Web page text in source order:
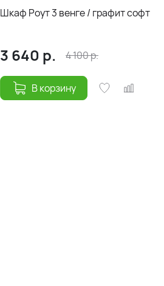
Шкаф Роут 3 венге / графит софт
3 640 р. 4 100р.
В корзину